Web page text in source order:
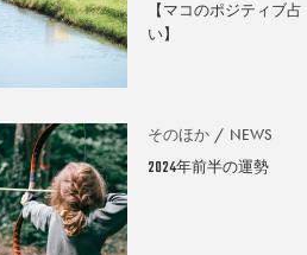
【マコのポジティブ占
い】
そのほか NEWS
2024年前半の運勢